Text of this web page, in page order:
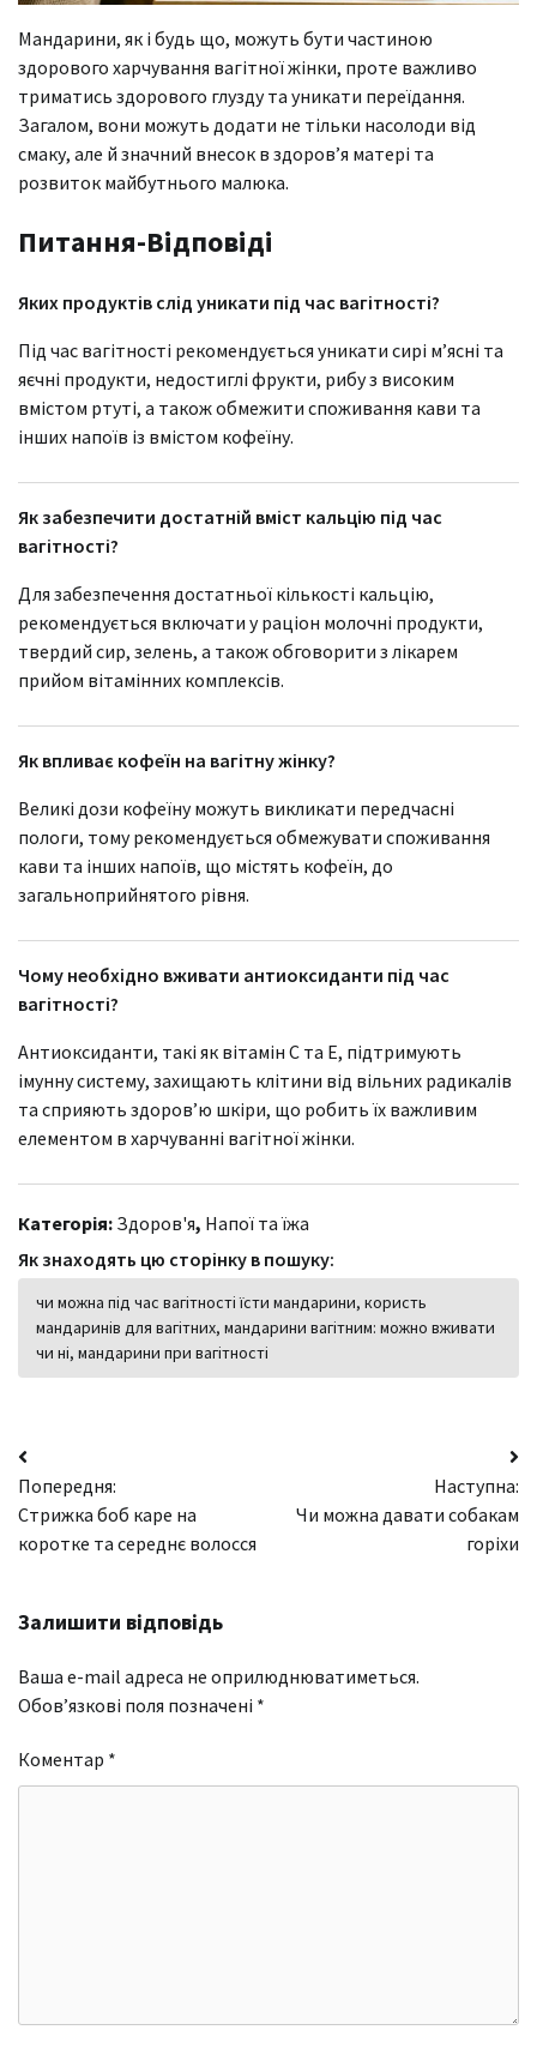
Мандарини, як і будь що, можуть бути частиною
здорового харчування вагітної жінки, проте важливо
триматись здорового глузду та уникати переїдання.
Загалом, вони можуть додати не тільки насолоди від
смаку, але й значний внесок в здоров’я матері та
розвиток майбутнього малюка.
Питання-Відповіді
Яких продуктів слід уникати під час вагітності?
Під час вагітності рекомендується уникати сирі м’ясні та
яєчні продукти, недостиглі фрукти, рибу з високим
вмістом ртуті, а також обмежити споживання кави та
інших напоїв із вмістом кофеїну.
Як забезпечити достатній вміст кальцію під час
вагітності?
Для забезпечення достатньої кількості кальцію,
рекомендується включати у раціон молочні продукти,
твердий сир, зелень, а також обговорити з лікарем
прийом вітамінних комплексів.
Як впливає кофеїн на вагітну жінку?
Великі дози кофеїну можуть викликати передчасні
пологи, тому рекомендується обмежувати споживання
кави та інших напоїв, що містять кофеїн, до
загальноприйнятого рівня.
Чому необхідно вживати антиоксиданти під час
вагітності?
Антиоксиданти, такі як вітамін C та E, підтримують
імунну систему, захищають клітини від вільних радикалів
та сприяють здоров’ю шкіри, що робить їх важливим
елементом в харчуванні вагітної жінки.
Категорія: Здоров'я, Напої та їжа
Як знаходять цю сторінку в пошуку:
чи можна під час вагітності їсти мандарини, користь
мандаринів для вагітних, мандарини вагітним: можно вживати
чи ні, мандарини при вагітності
Навігація
записів
Попередня:
Стрижка боб каре на
коротке та середнє волосся
Наступна:
Чи можна давати собакам
горіхи
Залишити відповідь
Ваша e-mail адреса не оприлюднюватиметься.
Обов’язкові поля позначені *
Коментар *